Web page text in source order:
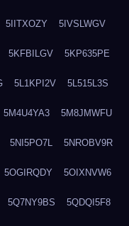
5IITXOZY 5IVSLWGV
5KFBILGV 5KP635PE
5L1KPI2V 5L515L3S
5M4U4YA3 5M8JMWFU
5NI5PO7L 5NROBV9R
5OGIRQDY 5OIXNVW6
5Q7NY9BS 5QDQI5F8